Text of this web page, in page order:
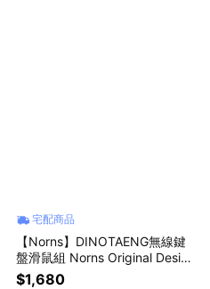
宅配商品
【Norns】DINOTAENG無線鍵
盤滑鼠組 Norns Original Design
呆萌町
$1,680